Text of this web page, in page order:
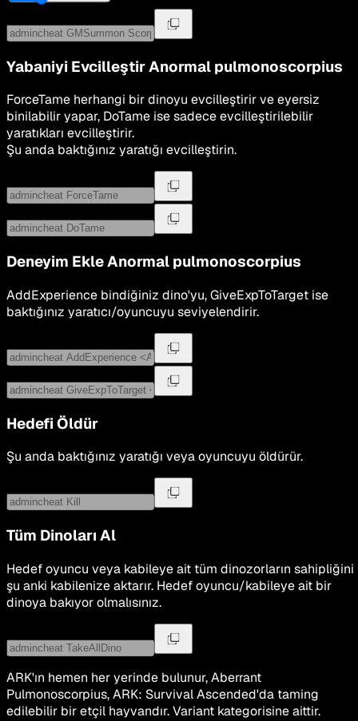
Yabaniyi EvcilleştirAnormal pulmonoscorpius
ForceTame herhangi bir dinoyu evcilleştirir ve eyersiz
binilabilir yapar, DoTame ise sadece evcilleştirilebilir
yaratıkları evcilleştirir.
Şu anda baktığınız yaratığı evcilleştirin.
Deneyim EkleAnormal pulmonoscorpius
AddExperience bindiğiniz dino'yu, GiveExpToTarget ise
baktığınız yaratıcı/oyuncuyu seviyelendirir.
Hedefi Öldür
Şu anda baktığınız yaratığı veya oyuncuyu öldürür.
Tüm Dinoları Al
Hedef oyuncu veya kabileye ait tüm dinozorların sahipliğini
şu anki kabilenize aktarır. Hedef oyuncu/kabileye ait bir
dinoya bakıyor olmalısınız.
ARK'ın hemen her yerinde bulunur, Aberrant
Pulmonoscorpius, ARK: Survival Ascended'da taming
edilebilir bir etçil hayvandır. Variant kategorisine aittir.